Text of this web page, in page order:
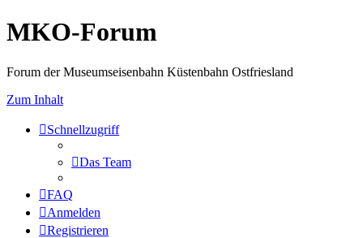
MKO-Forum
Forum der Museumseisenbahn Küstenbahn Ostfriesland
Zum Inhalt
Schnellzugriff
Das Team
FAQ
Anmelden
Registrieren